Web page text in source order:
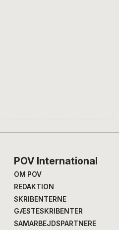
POV International
OM POV
REDAKTION
SKRIBENTERNE
GÆSTESKRIBENTER
SAMARBEJDSPARTNERE